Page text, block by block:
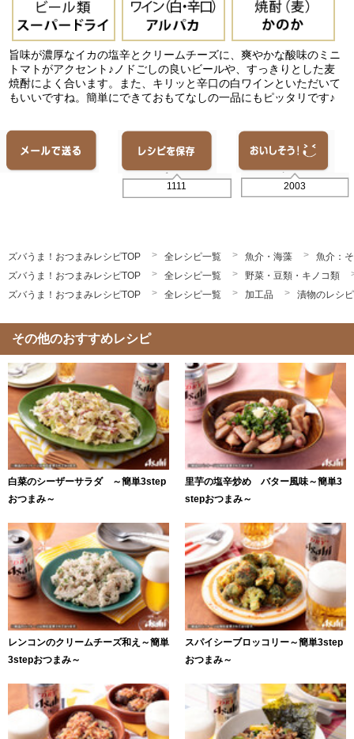
旨味が濃厚なイカの塩辛とクリームチーズに、爽やかな酸味のミニ
トマトがアクセント♪ノドごしの良いビールや、すっきりとした麦
焼酎によく合います。また、キリッと辛口の白ワインといただいて
もいいですね。簡単にできておもてなしの一品にもピッタリです♪
1111 2003
ズバうま！おつまみレシピTOP 全レシピ一覧 魚介・海藻
魚介：
ズバうま！おつまみレシピTOP
全レシピ一覧
野菜・豆類・キノコ類
ズバうま！おつまみレシピTOP
全レシピ一覧 加工品 漬物のレシ
その他のおすすめレシピ
白菜のシーザーサラダ ～簡単3step
おつまみ～
里芋の塩辛炒め バター風味～簡単3
stepおつまみ～
レンコンのクリームチーズ和え～簡単
3stepおつまみ～
スパイシーブロッコリー～簡単3step
おつまみ～